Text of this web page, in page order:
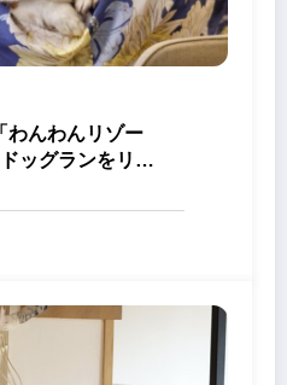
わんわんリゾー
ッグランをリニ